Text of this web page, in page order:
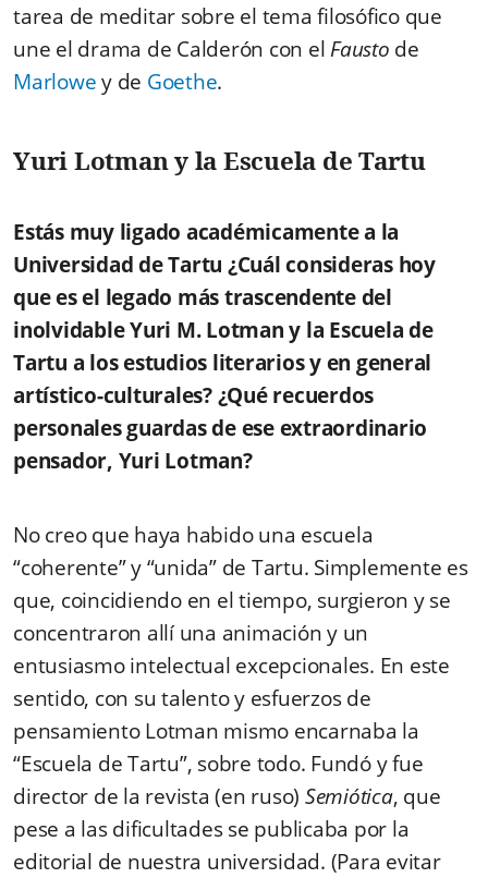
tarea de meditar sobre el tema filosófico que
une el drama de Calderón con el Fausto de
Marlowey de Goethe.
Yuri Lotman y la Escuela de Tartu
Estás muy ligado académicamente a la
Universidad de Tartu ¿Cuál consideras hoy
que es el legado más trascendente del
inolvidable Yuri M. Lotman y la Escuela de
Tartu a los estudios literarios y en general
artístico-culturales? ¿Qué recuerdos
personales guardas de ese extraordinario
pensador, Yuri Lotman?
No creo que haya habido una escuela
“coherente” y “unida” de Tartu. Simplemente es
que, coincidiendo en el tiempo, surgieron y se
concentraron allí una animación y un
entusiasmo intelectual excepcionales. En este
sentido, con su talento y esfuerzos de
pensamiento Lotman mismo encarnaba la
“Escuela de Tartu”, sobre todo. Fundó y fue
director de la revista (en ruso) Semiótica, que
pese a las dificultades se publicaba por la
editorial de nuestra universidad. (Para evitar